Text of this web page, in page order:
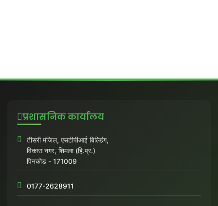
प्रशासनिक कार्यालय
तीसरी मंजिल, एसटीपीआई बिल्डिंग,
विकास नगर, शिमला (हि.प्र.)
पिनकोड - 171009
0177-2628911